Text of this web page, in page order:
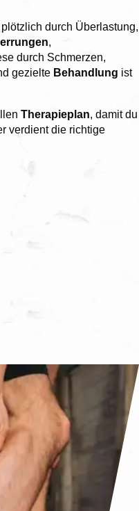
durch Überlastung,
,
durch Schmerzen,
gezielte Behandlung ist
Therapieplan, damit du
verdient die richtige